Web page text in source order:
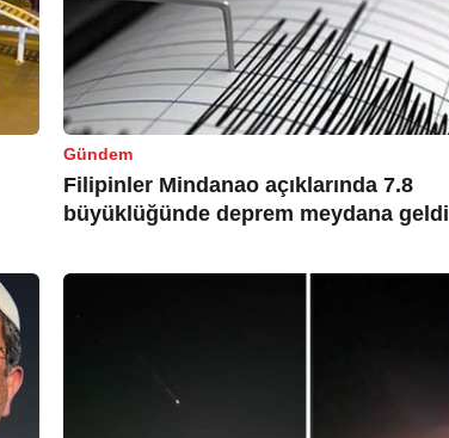
Gündem
Filipinler Mindanao açıklarında 7.8
büyüklüğünde deprem meydana geldi